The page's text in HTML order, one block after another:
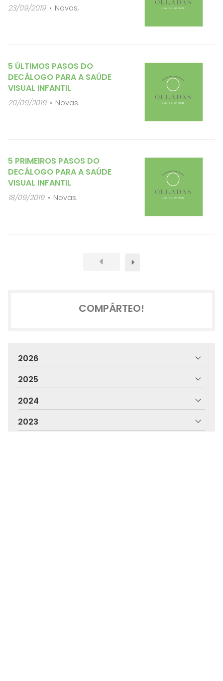
23/09/2019 Novas.
5 ÚLTIMOS PASOS DO
DECÁLOGO PARA A SAÚDE
VISUAL INFANTIL
20/09/2019 Novas.
5 PRIMEIROS PASOS DO
DECÁLOGO PARA A SAÚDE
VISUAL INFANTIL
18/09/2019 Novas.
COMPÁRTEO!
2026
2025
2024
2023